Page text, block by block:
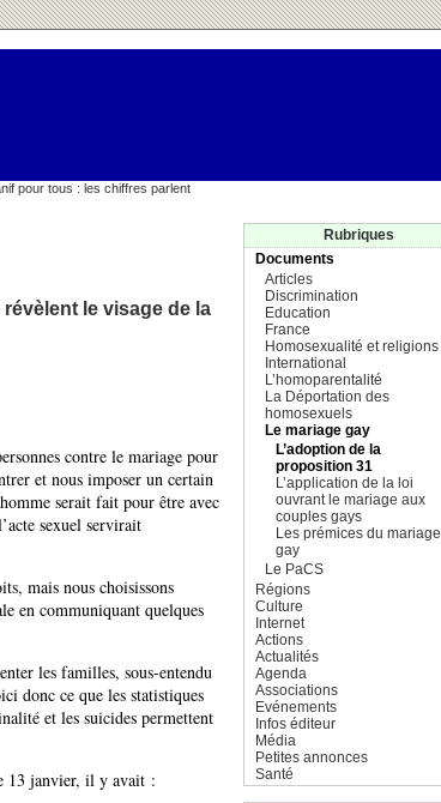
pour tous : les chiffres parlent
le visage de la
contre le mariage pour
et nous imposer un certain
serait fait pour être avec
sexuel servirait
mais nous choisissons
en communiquant quelques
les familles, sous-entendu
donc ce que les statistiques
et les suicides permettent
13 janvier, il y avait :
Rubriques
Documents
Articles
Discrimination
Education
France
Homosexualité et religions
International
L’homoparentalité
La Déportation des
homosexuels
Le mariage gay
L’adoption de la
proposition 31
L’application de la loi
ouvrant le mariage aux
couples gays
Les prémices du mariage
gay
Le PaCS
Régions
Culture
Internet
Actions
Actualités
Agenda
Associations
Evénements
Infos éditeur
Média
Petites annonces
Santé